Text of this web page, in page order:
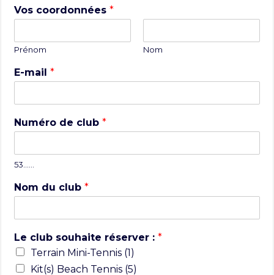
Vos coordonnées*
Prénom Nom
E-mail*
Numéro de club*
53……
Nom du club*
Le club souhaite réserver :*
Terrain Mini-Tennis (1)
Kit(s) Beach Tennis (5)